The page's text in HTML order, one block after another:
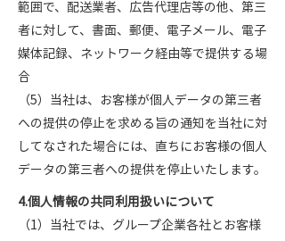
範囲で、配送業者、広告代理店等の他、第三
者に対して、書面、郵便、電子メール、電子
媒体記録、ネットワーク経由等で提供する場
合
（5）当社は、お客様が個人データの第三者
への提供の停止を求める旨の通知を当社に対
してなされた場合には、直ちにお客様の個人
データの第三者への提供を停止いたします。
4.個人情報の共同利用扱いについて
（1）当社では、グループ企業各社とお客様